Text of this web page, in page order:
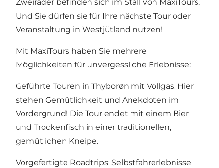
Zweiräder befinden sich im Stall von MaxiTours.
Und Sie dürfen sie für Ihre nächste Tour oder
Veranstaltung in Westjütland nutzen!
Mit MaxiTours haben Sie mehrere
Möglichkeiten für unvergessliche Erlebnisse:
Geführte Touren in Thyborøn mit Vollgas. Hier
stehen Gemütlichkeit und Anekdoten im
Vordergrund! Die Tour endet mit einem Bier
und Trockenfisch in einer traditionellen,
gemütlichen Kneipe.
Vorgefertigte Roadtrips: Selbstfahrerlebnisse